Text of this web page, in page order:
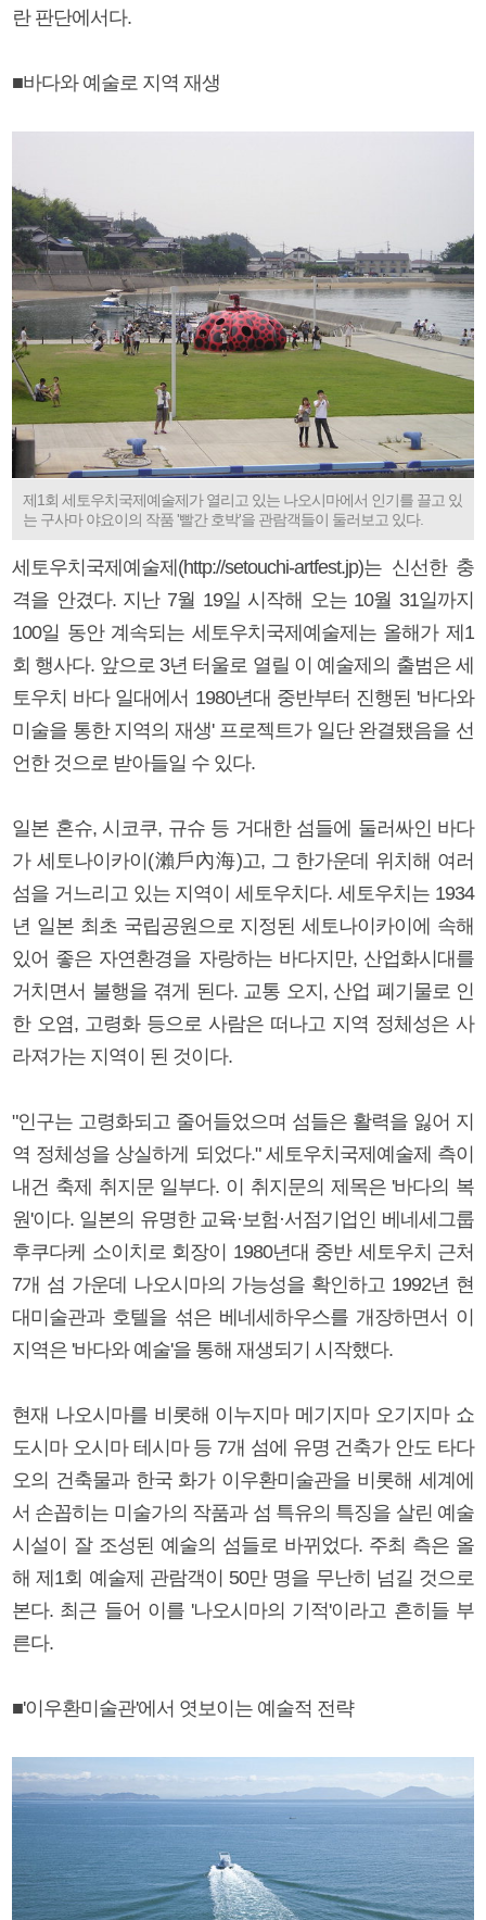
란 판단에서다.
■바다와 예술로 지역 재생
제1회 세토우치국제예술제가 열리고 있는 나오시마에서 인기를 끌고 있
는 구사마 야요이의 작품 '빨간 호박'을 관람객들이 둘러보고 있다.
세토우치국제예술제(http://setouchi-artfest.jp)는 신선한 충
격을 안겼다. 지난 7월 19일 시작해 오는 10월 31일까지
100일 동안 계속되는 세토우치국제예술제는 올해가 제1
회 행사다. 앞으로 3년 터울로 열릴 이 예술제의 출범은 세
토우치 바다 일대에서 1980년대 중반부터 진행된 '바다와
미술을 통한 지역의 재생' 프로젝트가 일단 완결됐음을 선
언한 것으로 받아들일 수 있다.
일본 혼슈, 시코쿠, 규슈 등 거대한 섬들에 둘러싸인 바다
가 세토나이카이(瀨戶內海)고, 그 한가운데 위치해 여러
섬을 거느리고 있는 지역이 세토우치다. 세토우치는 1934
년 일본 최초 국립공원으로 지정된 세토나이카이에 속해
있어 좋은 자연환경을 자랑하는 바다지만, 산업화시대를
거치면서 불행을 겪게 된다. 교통 오지, 산업 폐기물로 인
한 오염, 고령화 등으로 사람은 떠나고 지역 정체성은 사
라져가는 지역이 된 것이다.
"인구는 고령화되고 줄어들었으며 섬들은 활력을 잃어 지
역 정체성을 상실하게 되었다." 세토우치국제예술제 측이
내건 축제 취지문 일부다. 이 취지문의 제목은 '바다의 복
원'이다. 일본의 유명한 교육·보험·서점기업인 베네세그룹
후쿠다케 소이치로 회장이 1980년대 중반 세토우치 근처
7개 섬 가운데 나오시마의 가능성을 확인하고 1992년 현
대미술관과 호텔을 섞은 베네세하우스를 개장하면서 이
지역은 '바다와 예술'을 통해 재생되기 시작했다.
현재 나오시마를 비롯해 이누지마 메기지마 오기지마 쇼
도시마 오시마 테시마 등 7개 섬에 유명 건축가 안도 타다
오의 건축물과 한국 화가 이우환미술관을 비롯해 세계에
서 손꼽히는 미술가의 작품과 섬 특유의 특징을 살린 예술
시설이 잘 조성된 예술의 섬들로 바뀌었다. 주최 측은 올
해 제1회 예술제 관람객이 50만 명을 무난히 넘길 것으로
본다. 최근 들어 이를 '나오시마의 기적'이라고 흔히들 부
른다.
■'이우환미술관'에서 엿보이는 예술적 전략